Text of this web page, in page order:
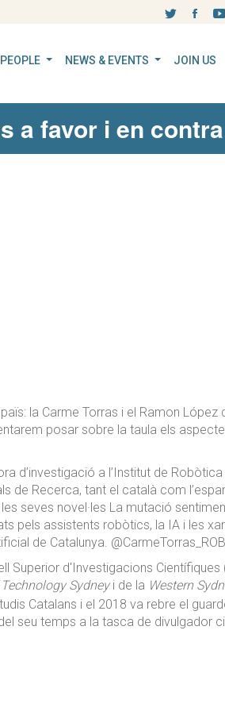
PEOPLE NEWS & EVENTS JOIN US
a favor i en contra
la Carme Torras i el Ramon López
posar sobre la taula els
d’investigació a l’Institut de
de Recerca, tant el català com
seves novel·les La mutació
pels assistents robòtics, la IA i les
de Catalunya. @CarmeTorras_ROB
d'Investigacions Científiques
Sydneyi de la Western
Catalans i el 2018 va rebre el
seu temps a la tasca de divulgador